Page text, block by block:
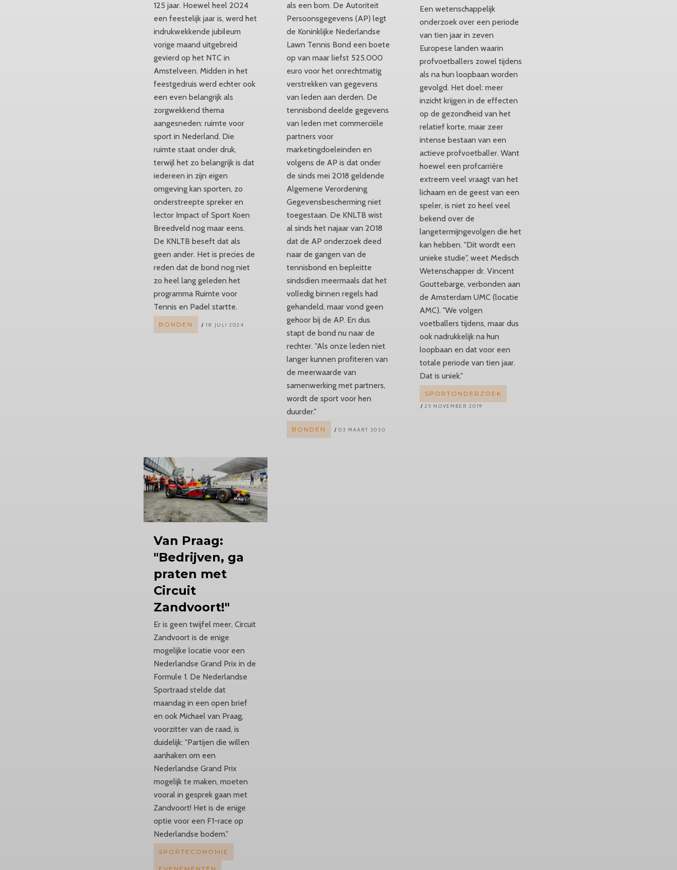
125 jaar. Hoewel heel 2024
een feestelijk jaar is, werd het
indrukwekkende jubileum
vorige maand uitgebreid
gevierd op het NTC in
Amstelveen. Midden in het
feestgedruis werd echter ook
een even belangrijk als
zorgwekkend thema
aangesneden: ruimte voor
sport in Nederland. Die
ruimte staat onder druk,
terwijl het zo belangrijk is dat
iedereen in zijn eigen
omgeving kan sporten, zo
onderstreepte spreker en
lector Impact of Sport Koen
Breedveld nog maar eens.
De KNLTB beseft dat als
geen ander. Het is precies de
reden dat de bond nog niet
zo heel lang geleden het
programma Ruimte voor
Tennis en Padel startte.
BONDEN 18 JULI 2024
als een bom. De Autoriteit
Persoonsgegevens (AP) legt
de Koninklijke Nederlandse
Lawn Tennis Bond een boete
op van maar liefst 525.000
euro voor het onrechtmatig
verstrekken van gegevens
van leden aan derden. De
tennisbond deelde gegevens
van leden met commerciële
partners voor
marketingdoeleinden en
volgens de AP is dat onder
de sinds mei 2018 geldende
Algemene Verordening
Gegevensbescherming niet
toegestaan. De KNLTB wist
al sinds het najaar van 2018
dat de AP onderzoek deed
naar de gangen van de
tennisbond en bepleitte
sindsdien meermaals dat het
volledig binnen regels had
gehandeld, maar vond geen
gehoor bij de AP. En dus
stapt de bond nu naar de
rechter. "Als onze leden niet
langer kunnen profiteren van
de meerwaarde van
samenwerking met partners,
wordt de sport voor hen
duurder."
BONDEN 03 MAART 2020
Een wetenschappelijk
onderzoek over een periode
van tien jaar in zeven
Europese landen waarin
profvoetballers zowel tijdens
als na hun loopbaan worden
gevolgd. Het doel: meer
inzicht krijgen in de effecten
op de gezondheid van het
relatief korte, maar zeer
intense bestaan van een
actieve profvoetballer. Want
hoewel een profcarrière
extreem veel vraagt van het
lichaam en de geest van een
speler, is niet zo heel veel
bekend over de
langetermijngevolgen die het
kan hebben. "Dit wordt een
unieke studie", weet Medisch
Wetenschapper dr. Vincent
Gouttebarge, verbonden aan
de Amsterdam UMC (locatie
AMC). "We volgen
voetballers tijdens, maar dus
ook nadrukkelijk na hun
loopbaan en dat voor een
totale periode van tien jaar.
Dat is uniek."
SPORTONDERZOEK
25 NOVEMBER 2019
Van Praag:
"Bedrijven, ga
praten met
Circuit
Zandvoort!"
Er is geen twijfel meer, Circuit
Zandvoort is de enige
mogelijke locatie voor een
Nederlandse Grand Prix in de
Formule 1. De Nederlandse
Sportraad stelde dat
maandag in een open brief
en ook Michael van Praag,
voorzitter van de raad, is
duidelijk: "Partijen die willen
aanhaken om een
Nederlandse Grand Prix
mogelijk te maken, moeten
vooral in gesprek gaan met
Zandvoort! Het is de enige
optie voor een F1-race op
Nederlandse bodem."
SPORTECONOMIE